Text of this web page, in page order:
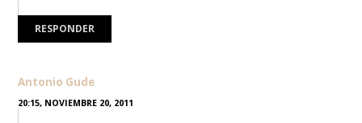
RESPONDER
Antonio Gude
20:15, NOVIEMBRE 20, 2011